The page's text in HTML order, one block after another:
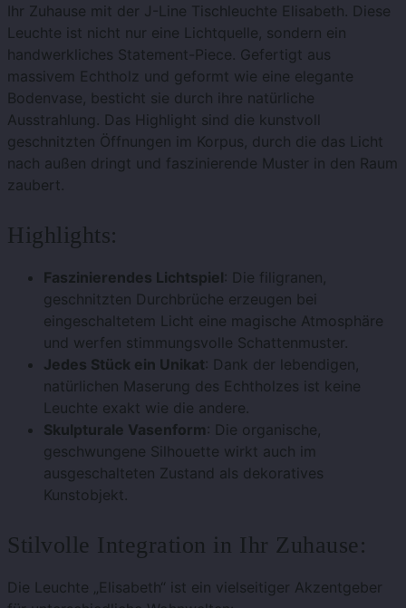
Ihr Zuhause mit der J-Line Tischleuchte Elisabeth. Diese
Leuchte ist nicht nur eine Lichtquelle, sondern ein
handwerkliches Statement-Piece. Gefertigt aus
massivem Echtholz und geformt wie eine elegante
Bodenvase, besticht sie durch ihre natürliche
Ausstrahlung. Das Highlight sind die kunstvoll
geschnitzten Öffnungen im Korpus, durch die das Licht
nach außen dringt und faszinierende Muster in den Raum
zaubert.
Highlights:
Faszinierendes Lichtspiel: Die filigranen,
geschnitzten Durchbrüche erzeugen bei
eingeschaltetem Licht eine magische Atmosphäre
und werfen stimmungsvolle Schattenmuster.
Jedes Stück ein Unikat: Dank der lebendigen,
natürlichen Maserung des Echtholzes ist keine
Leuchte exakt wie die andere.
Skulpturale Vasenform : Die organische,
geschwungene Silhouette wirkt auch im
ausgeschalteten Zustand als dekoratives
Kunstobjekt.
Stilvolle Integration in Ihr Zuhause:
Die Leuchte „Elisabeth“ ist ein vielseitiger Akzentgeber